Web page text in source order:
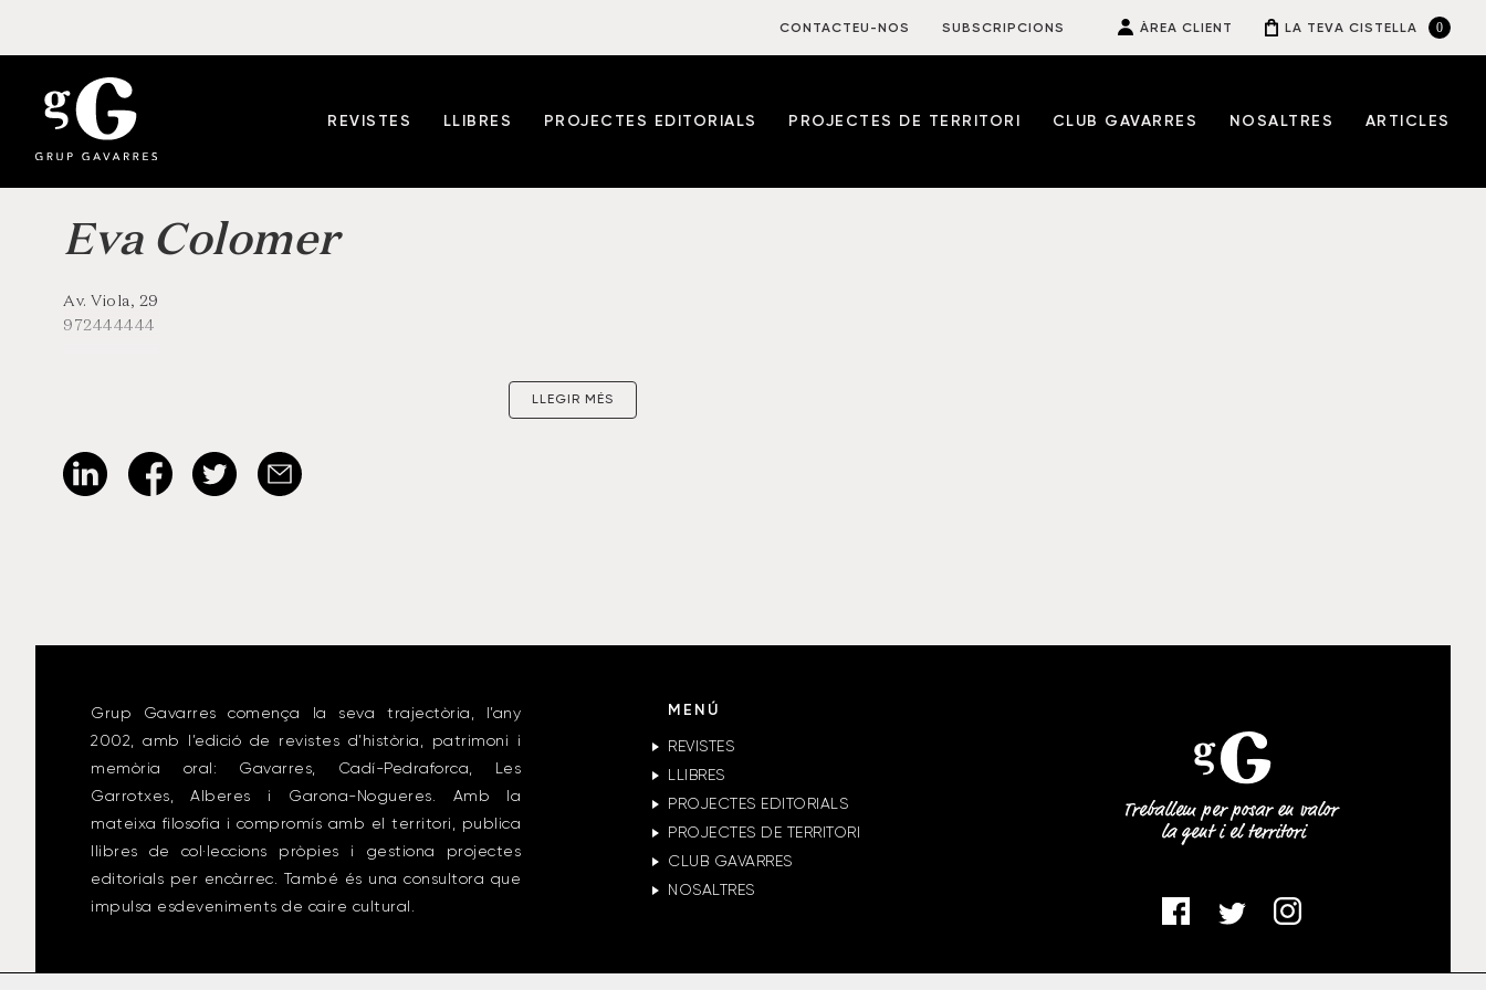
CONTACTEU-NOS SUBSCRIPCIONS ÀREA CLIENT LA TEVA CISTELLA 0
REVISTES LLIBRES PROJECTES EDITORIALS PROJECTES DE TERRITORI CLUB GAVARRES NOSALTRES ARTICLES
Eva Colomer
Av. Viola, 29
972444444
LLEGIR MÉS
Grup Gavarres comença la seva trajectòria, l’any
2002, amb l’edició de revistes d’història, patrimoni i
memòria oral: Gavarres, Cadí-Pedraforca, Les
Garrotxes, Alberes i Garona-Nogueres. Amb la
mateixa filosofia i compromís amb el territori, publica
llibres de col·leccions pròpies i gestiona projectes
editorials per encàrrec. També és una consultora que
impulsa esdeveniments de caire cultural.
MENÚ
REVISTES
LLIBRES
PROJECTES EDITORIALS
PROJECTES DE TERRITORI
CLUB GAVARRES
NOSALTRES